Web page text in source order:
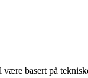
basert på